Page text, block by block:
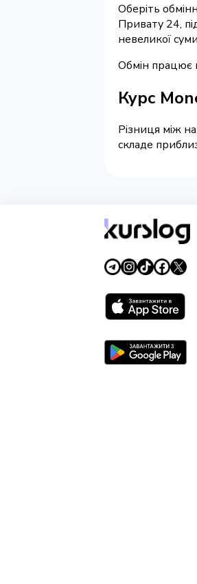
Оберіть
Привату 24,
невеликої
Обмін працює
Курс
Різниця між
складе